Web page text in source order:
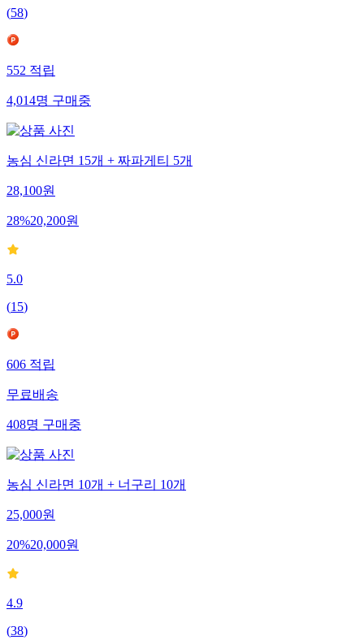
(58)
552적립
4,014명구매중
농심 신라면 15개 + 짜파게티 5개
28,100원
28%20,200원
5.0
(15)
606적립
무료배송
408명구매중
농심 신라면 10개 + 너구리 10개
25,000원
20%20,000원
4.9
(38)